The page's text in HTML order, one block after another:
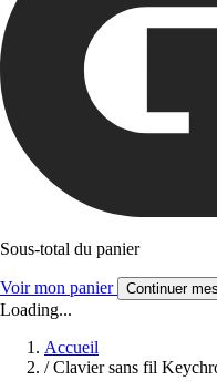
Sous-total du panier
Voir mon panier Continuer
Loading...
Accueil
/ Clavier sans fil